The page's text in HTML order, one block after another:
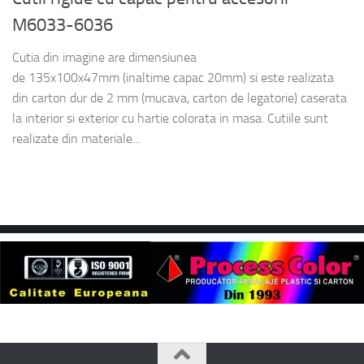
M6033-6036
Cutia din imagine are dimensiunea
de 135x100x47mm (inaltime capac 20mm) si este realizata
din carton dur de 2 mm (mucava, carton de legatorie) caserata
la interior si exterior cu hartie colorata in masa. Cutiile sunt
realizate din materiale...